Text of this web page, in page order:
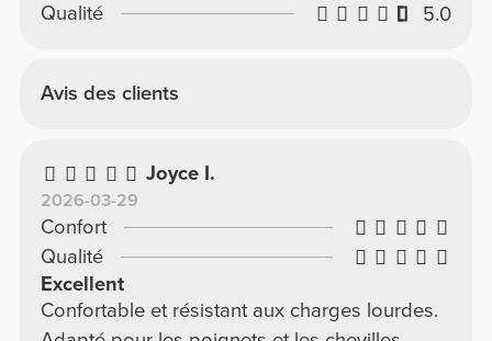
Qualité
5.0
Avis des clients
Joyce I.
2026-03-29
Confort
Qualité
Excellent
Confortable et résistant aux charges lourdes.